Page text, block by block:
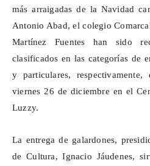
más arraigadas de la Navidad
Antonio Abad, el colegio
Martínez Fuentes han sido
clasificados en las categorías de
y particulares,
viernes 26 de diciembre en el
Luzzy.
La entrega de galardones,
de Cultura, Ignacio Jáudenes,